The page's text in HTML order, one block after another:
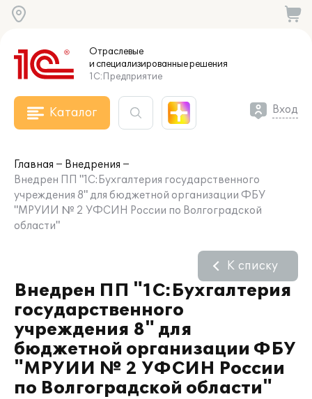
Отраслевые
и специализированныерешения
1С:Предприятие
Каталог Вход
Главная
Внедрения
Внедрен ПП "1С:Бухгалтерия государственного
учреждения 8" для бюджетной организации ФБУ
"МРУИИ № 2 УФСИН России по Волгоградской
области"
Внедрен ПП "1С:Бухгалтерия
государственного
учреждения 8" для
бюджетной организации ФБУ
"МРУИИ № 2 УФСИН России
по Волгоградской области"
К списку